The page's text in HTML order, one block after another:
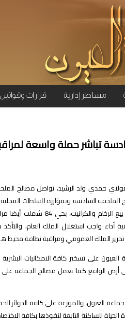
مساطر إدارية قرارات وقوانين
تباشر حملة واسعة
حمدي ولد الرشيد، تواصل مصالح
السادسة وبمؤازرة السلطات المحلية
التاسعة عشر، حملة واسعة لمراقبة
أداء واجب استغلال الملك العام،
تحرير الملك العمومي ومراقبة نظافة محيط
على تسخير كافة الامكانيات البشرية
أرض الواقع كما تعمل مصالح الجماعة على
العيون، والموزعة على كافة الدوائر
للساكنة التابعة لنفوذها بكافة